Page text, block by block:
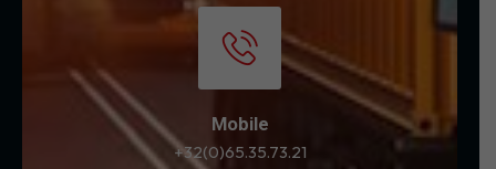
Mobile
+32(0)65.35.73.21